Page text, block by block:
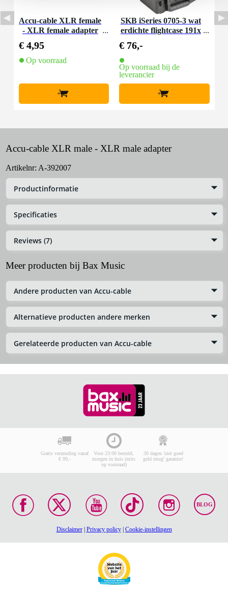
Accu-cable XLR female
- XLR female adapter
€ 4,95
Op voorraad
+
SKB iSeries 0705-3 wat
erdichte flightcase 191x
€ 76,-
Op voorraad bij de
leverancier
+
Accu-cable XLR male - XLR male adapter
Artikelnr: A-392007
Productinformatie
Specificaties
Reviews (7)
Meer producten bij Bax Music
Andere producten van Accu-cable
Alternatieve producten andere merken
Gerelateerde producten van Accu-cable
Gratis verzending vanaf
€ 99,-
Voor 23:00 besteld,
morgen in huis (mits
op voorraad)
30 dagen 'niet goed
geld terug' garantie!
BLOG
Disclaimer| Privacy policy| Cookie-instellingen